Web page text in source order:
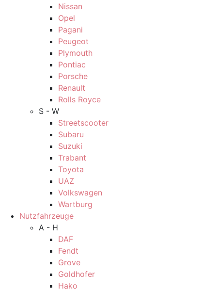
Nissan
Opel
Pagani
Peugeot
Plymouth
Pontiac
Porsche
Renault
Rolls Royce
S - W
Streetscooter
Subaru
Suzuki
Trabant
Toyota
UAZ
Volkswagen
Wartburg
Nutzfahrzeuge
A - H
DAF
Fendt
Grove
Goldhofer
Hako